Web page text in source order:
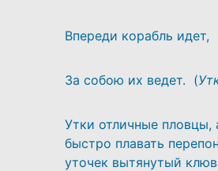
Впереди корабль идет,
За собою их ведет. (
Утки отличные
быстро плавать
уточек вытянутый